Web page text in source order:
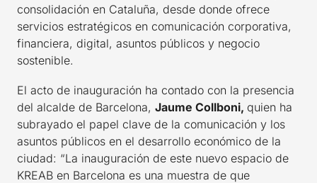
consolidación en Cataluña, desde donde ofrece
servicios estratégicos en comunicación corporativa,
financiera, digital, asuntos públicos y negocio
sostenible.
El acto de inauguración ha contado con la presencia
del alcalde de Barcelona, Jaume Collboni, quien ha
subrayado el papel clave de la comunicación y los
asuntos públicos en el desarrollo económico de la
ciudad: “La inauguración de este nuevo espacio de
KREAB en Barcelona es una muestra de que